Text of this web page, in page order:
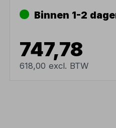
Binnen 1-2
747,78
618,00 excl. BTW